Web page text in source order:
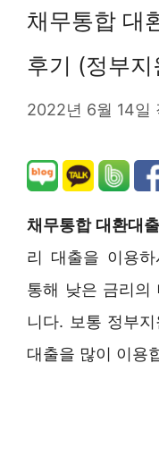
채무통합 대
후기 (정부
2022년 6월 14일
채무통합 대환대출
리 대출을 이용
통해 낮은 금리의
니다. 보통 정부
대출을 많이 이용